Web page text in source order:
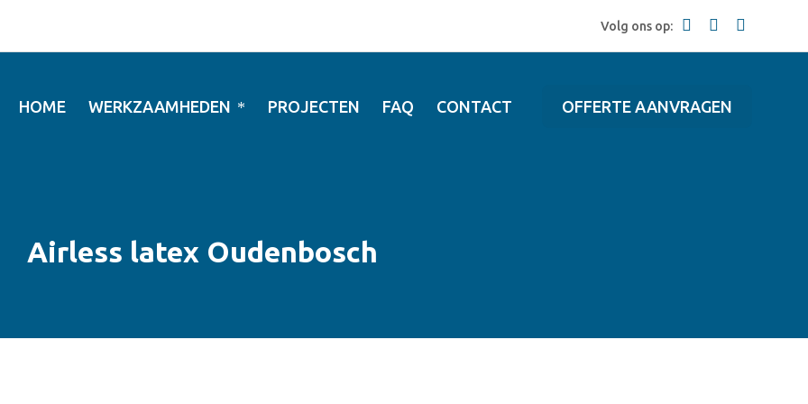
Volg ons op:
HOME WERKZAAMHEDEN PROJECTEN FAQ CONTACT OFFERTE AANVRAGEN
Airless latex Oudenbosch